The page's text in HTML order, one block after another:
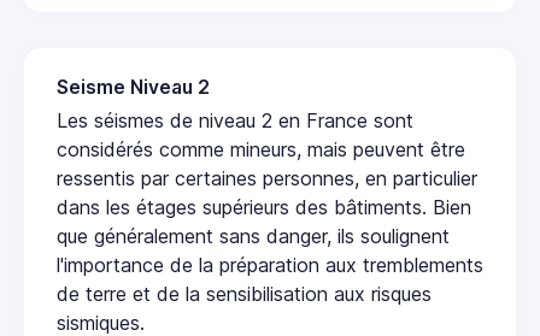
Seisme Niveau 2
Les séismes de niveau 2 en France sont
considérés comme mineurs, mais peuvent être
ressentis par certaines personnes, en particulier
dans les étages supérieurs des bâtiments. Bien
que généralement sans danger, ils soulignent
l'importance de la préparation aux tremblements
de terre et de la sensibilisation aux risques
sismiques.